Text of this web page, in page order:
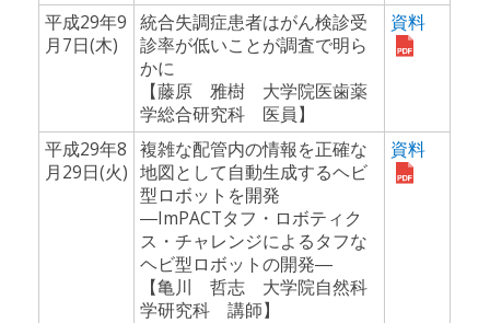
平成29年9
月7日(木)
統合失調症患者はがん検診受
診率が低いことが調査で明ら
かに
【藤原 雅樹 大学院医歯薬
学総合研究科 医員】
資料
平成29年8
月29日(火)
複雑な配管内の情報を正確な
地図として自動生成するヘビ
型ロボットを開発
―ImPACTタフ・ロボティク
ス・チャレンジによるタフな
ヘビ型ロボットの開発―
【亀川 哲志 大学院自然科
学研究科 講師】
資料